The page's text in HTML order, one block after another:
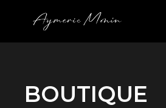
BOUTIQUE